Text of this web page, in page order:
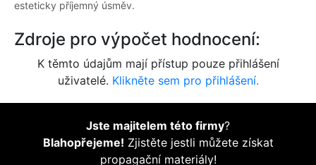
esteticky příjemný úsměv.
Zdroje pro výpočet hodnocení:
K těmto údajům mají přístup pouze přihlášení
uživatelé. Klikněte sem pro přihlášení.
Jste majitelem této firmy?
Blahopřejeme! Zjistěte jestli můžete získat
propagační materiály!